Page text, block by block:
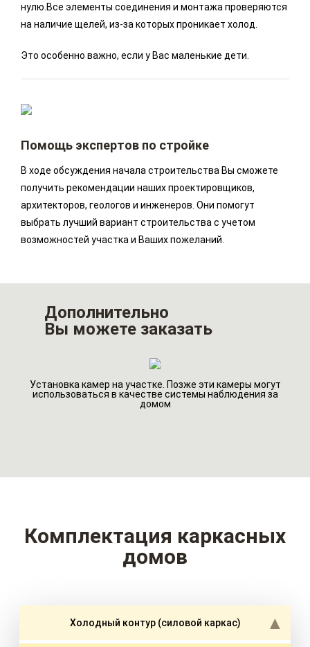
нулю.Все элементы соединения и монтажа проверяются
на наличие щелей, из-за которых проникает холод.
Это особенно важно, если у Вас маленькие дети.
Помощь экспертов по стройке
В ходе обсуждения начала строительства Вы сможете
получить рекомендации наших проектировщиков,
архитекторов, геологов и инженеров. Они помогут
выбрать лучший вариант строительства с учетом
возможностей участка и Ваших пожеланий.
Дополнительно
Вы можете заказать
Установка камер на участке. Позже эти камеры могут
использоваться в качестве системы наблюдения за
домом
Комплектация каркасных
домов
Холодный контур (силовой каркас)